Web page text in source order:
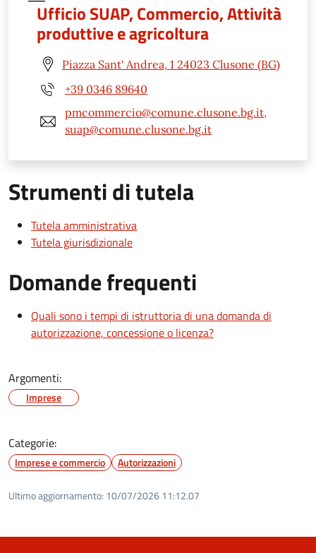
Ufficio SUAP, Commercio, Attività
produttive e agricoltura
Piazza Sant' Andrea, 1 24023 Clusone (BG)
+39 0346 89640
pmcommercio@comune.clusone.bg.it,
suap@comune.clusone.bg.it
Strumenti di tutela
Tutela amministrativa
Tutela giurisdizionale
Domande frequenti
Quali sono i tempi di istruttoria di una domanda di
autorizzazione, concessione o licenza?
Argomenti:
Imprese
Categorie:
Imprese e commercio Autorizzazioni
Ultimo aggiornamento: 10/07/2026 11:12.07